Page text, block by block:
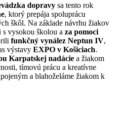
dopravy sa tento rok
, ktorý prepája spoluprácu
škôl. Na základe návrhu žiakov
vysokou školou a za pomoci
funkčný vynález Neptun IV,
výstavy EXPO v Košiciach.
Karpatskej nadácie a žiakom
tímovú prácu a kreatívne
a blahoželáme žiakom k